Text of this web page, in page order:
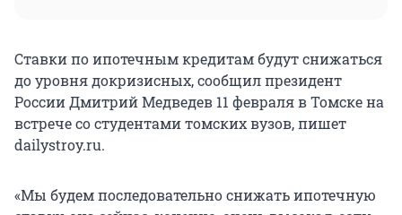
Ставки по ипотечным кредитам будут снижаться
до уровня докризисных, сообщил президент
России Дмитрий Медведев 11 февраля в Томске на
встрече со студентами томских вузов, пишет
dailystroy.ru.
«Мы будем последовательно снижать ипотечную